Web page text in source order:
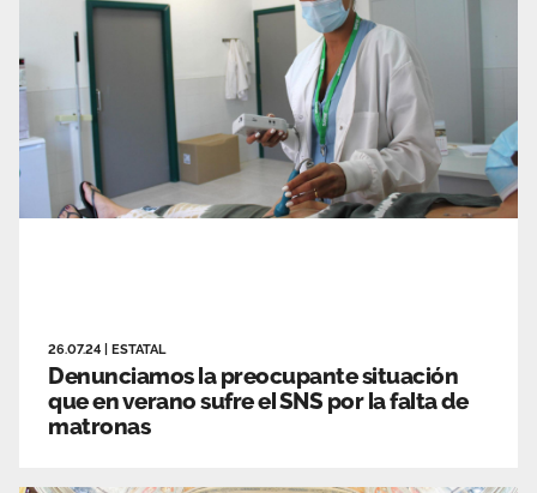
26.07.24 ESTATAL
Denunciamos la preocupante situación
que en verano sufre el SNS por la falta de
matronas